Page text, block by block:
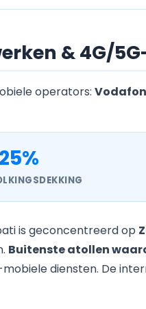
& 4G/
operators:
25%
is geconcentreerd op
Buitenste atollen
diensten. De